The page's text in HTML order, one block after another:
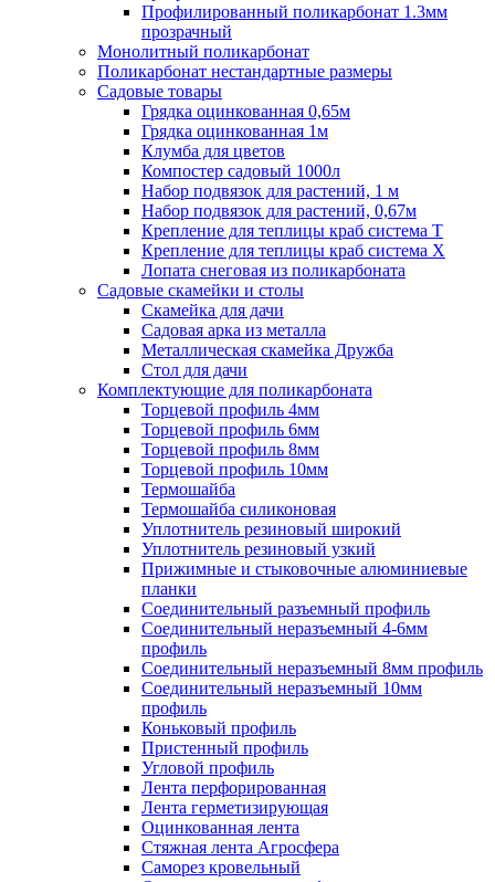
Профилированный поликарбонат 1.3мм
прозрачный
Монолитный поликарбонат
Поликарбонат нестандартные размеры
Садовые товары
Грядка оцинкованная 0,65м
Грядка оцинкованная 1м
Клумба для цветов
Компостер садовый 1000л
Набор подвязок для растений, 1 м
Набор подвязок для растений, 0,67м
Крепление для теплицы краб система Т
Крепление для теплицы краб система Х
Лопата снеговая из поликарбоната
Садовые скамейки и столы
Скамейка для дачи
Садовая арка из металла
Металлическая скамейка Дружба
Стол для дачи
Комплектующие для поликарбоната
Торцевой профиль 4мм
Торцевой профиль 6мм
Торцевой профиль 8мм
Торцевой профиль 10мм
Термошайба
Термошайба силиконовая
Уплотнитель резиновый широкий
Уплотнитель резиновый узкий
Прижимные и стыковочные алюминиевые
планки
Соединительный разъемный профиль
Соединительный неразъемный 4-6мм
профиль
Соединительный неразъемный 8мм профиль
Соединительный неразъемный 10мм
профиль
Коньковый профиль
Пристенный профиль
Угловой профиль
Лента перфорированная
Лента герметизирующая
Оцинкованная лента
Стяжная лента Агросфера
Саморез кровельный